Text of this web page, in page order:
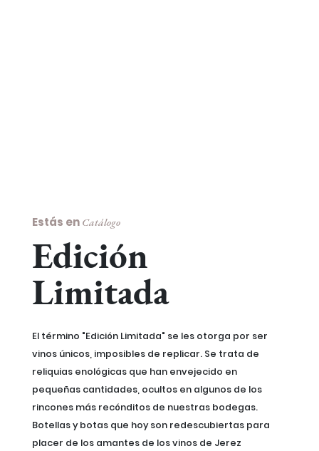
Estás en Catálogo
Edición
Limitada
El término "Edición Limitada" se les otorga por ser
vinos únicos, imposibles de replicar. Se trata de
reliquias enológicas que han envejecido en
pequeñas cantidades, ocultos en algunos de los
rincones más recónditos de nuestras bodegas.
Botellas y botas que hoy son redescubiertas para
placer de los amantes de los vinos de Jerez